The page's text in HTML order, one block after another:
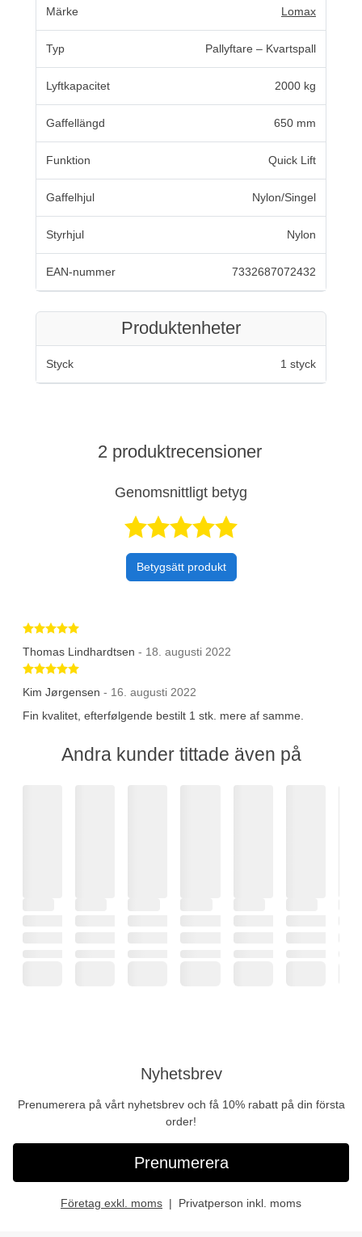
Märke Lomax
Typ Pallyftare – Kvartspall
Lyftkapacitet 2000 kg
Gaffellängd 650 mm
Funktion Quick Lift
Gaffelhjul Nylon/Singel
Styrhjul Nylon
EAN-nummer 7332687072432
Produktenheter
Styck 1 styck
2 produktrecensioner
Genomsnittligt betyg
Betygsatt 5 av
Betygsätt produkt
Betygsatt 5 av 5 stjärnor
Thomas Lindhardtsen - 18. augusti 2022
Betygsatt 5 av 5 stjärnor
Kim Jørgensen - 16. augusti 2022
Fin kvalitet, efterfølgende bestilt 1 stk. mere af samme.
Andra kunder tittade även på
Nyhetsbrev
Prenumerera på vårt nyhetsbrev och få 10% rabatt på din första
order!
Prenumerera
Företag exkl. moms Privatperson inkl. moms